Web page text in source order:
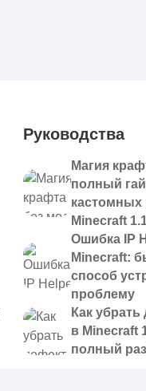
Руководства
Магия
полный
кастомных
Minecraft
Ошибка IP
Minecraft:
способ
проблему
Как
в Minecraft
полный